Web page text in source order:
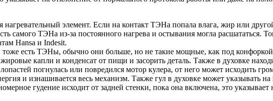
элемент. Если на контакт ТЭНа попала влага, жир или
самого ТЭНа из-за постоянного нагрева и остывания могла расшататься.
Hansa и Indesit.
есть ТЭНы, обычно они больше, но не такие мощные, как под
капли и конденсат от пищи и засорить деталь. Также в духовке
погнулась или повредился мотор кулера, от него может исходить
и изнашивается весь механизм. Также гул в духовке может указывать
гудение исходит от задней стенки, пока она включена, это